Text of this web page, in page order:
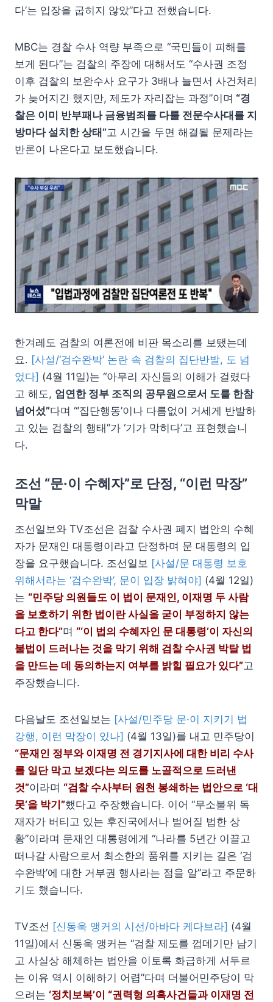
다’는 입장을 굽히지 않았”다고 전했습니다.
MBC는 경찰 수사 역량 부족으로 “국민들이 피해를
보게 된다”는 검찰의 주장에 대해서도 “수사권 조정
이후 검찰의 보완수사 요구가 3배나 늘면서 사건처리
가 늦어지긴 했지만, 제도가 자리잡는 과정”이며 “경
찰은 이미 반부패나 금융범죄를 다룰 전문수사대를 지
방마다 설치한 상태”고 시간을 두면 해결될 문제라는
반론이 나온다고 보도했습니다.
한겨레도 검찰의 여론전에 비판 목소리를 보탰는데
요. [사설/‘검수완박’ 논란 속 검찰의 집단반발, 도 넘
었다] (4월 11일)는 “아무리 자신들의 이해가 걸렸다
고 해도, 엄연한 정부 조직의 공무원으로서 도를 한참
넘어섰”다며 “’집단행동’이나 다름없이 거세게 반발하
고 있는 검찰의 행태”가 ‘기가 막히다’고 표현했습니
다.
조선 “문·이 수혜자”로 단정, “이런 막장”
막말
조선일보와 TV조선은 검찰 수사권 폐지 법안의 수혜
자가 문재인 대통령이라고 단정하며 문 대통령의 입
장을 요구했습니다. 조선일보 [사설/문 대통령 보호
위해서라는 ‘검수완박’, 문이 입장 밝혀야] (4월 12일)
는 “민주당 의원들도 이 법이 문재인, 이재명 두 사람
을 보호하기 위한 법이란 사실을 굳이 부정하지 않는
다고 한다”며 “‘이 법의 수혜자인 문 대통령’이 자신의
불법이 드러나는 것을 막기 위해 검찰 수사권 박탈 법
을 만드는 데 동의하는지 여부를 밝힐 필요가 있다”고
주장했습니다.
다음날도 조선일보는 [사설/민주당 문·이 지키기 법
강행, 이런 막장이 있나] (4월 13일)를 내고 민주당이
“문재인 정부와 이재명 전 경기지사에 대한 비리 수사
를 일단 막고 보겠다는 의도를 노골적으로 드러낸
것”이라며 “검찰 수사부터 원천 봉쇄하는 법안으로 ‘대
못’을 박기”했다고 주장했습니다. 이어 “무소불위 독
재자가 버티고 있는 후진국에서나 벌어질 법한 상
황”이라며 문재인 대통령에게 “나라를 5년간 이끌고
떠나갈 사람으로서 최소한의 품위를 지키는 길은 ‘검
수완박’에 대한 거부권 행사라는 점을 알”라고 주문하
기도 했습니다.
TV조선 [신동욱 앵커의 시선/아바다 케다브라] (4월
11일)에서 신동욱 앵커는 “검찰 제도를 껍데기만 남기
고 사실상 해체하는 법안을 이토록 화급하게 서두르
는 이유 역시 이해하기 어렵”다며 더불어민주당이 막
으려는 ‘정치보복’이 “권력형 의혹사건들과 이재명 전